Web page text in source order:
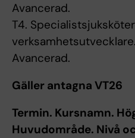
Avancerad.
T4.
Avancerad.
Gäller antagna VT26
Termin. Kursnamn.
Huvudområde. Nivå